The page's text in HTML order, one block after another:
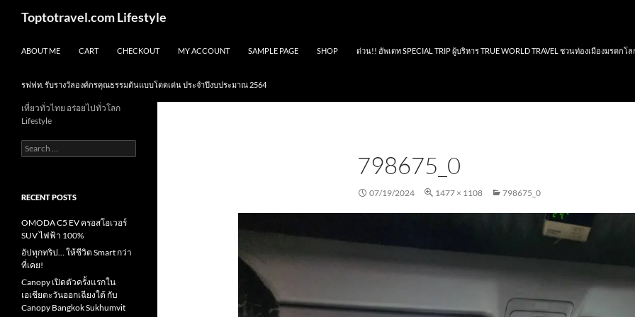
Toptotravel.com Lifestyle
ABOUT ME CART CHECKOUT MY ACCOUNT SAMPLE PAGE SHOP ด่วน!! อัพเดท SPECIAL TRIP ผู้บริหาร TRUE WORLD TRAVEL ชวนท่องเมืองมรดกโล
รฟฟท. รับรางวัลองค์กรคุณธรรมต้นแบบโดดเด่น ประจำปีงบประมาณ 2564
798675_0
07/19/2024 1477 × 1108 798675_0
เที่ยวทั่วไทย อร่อยไปทั่วโลก
Lifestyle
Search
for:
RECENT POSTS
OMODA C5 EV ครอสโอเวอร์
SUV ไฟฟ้า 100%
อัปทุกทริป… ให้ชีวิต Smart กว่า
ที่เคย!
Canopy เปิดตัวครั้งแรกใน
เอเชียตะวันออกเฉียงใต้ กับ
Canopy Bangkok Sukhumvit